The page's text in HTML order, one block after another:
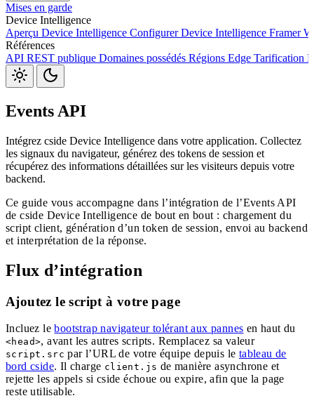
Webhooks
Package JavaScriptSlackDiscord
S3JiraLinearZapier
Mises en garde
Device Intelligence
Aperçu Device Intelligence Configurer Device Intelligence Framer
Références
API REST publique Domaines possédés Régions Edge Tarification
Events API
Intégrez cside Device Intelligence dans votre application. Collectez
les signaux du navigateur, générez des tokens de session et
récupérez des informations détaillées sur les visiteurs depuis votre
backend.
Ce guide vous accompagne dans l’intégration de l’Events API
de cside Device Intelligence de bout en bout : chargement du
script client, génération d’un token de session, envoi au backend
et interprétation de la réponse.
Flux d’intégration
Ajoutez le script à votre page
Incluez lebootstrap navigateur tolérant aux pannes en haut du
<head>, avant les autres scripts. Remplacez sa valeur
script.src par l’URL de votre équipe depuis le tableau de
bord cside. Il charge client.js de manière asynchrone et
rejette les appels si cside échoue ou expire, afin que la page
reste utilisable.